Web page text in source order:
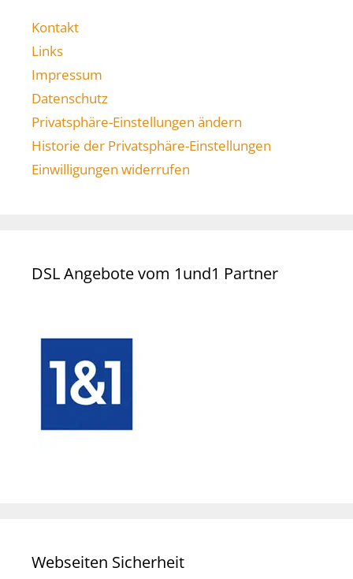
Kontakt
Links
Impressum
Datenschutz
Privatsphäre-Einstellungen ändern
Historie der Privatsphäre-Einstellungen
Einwilligungen widerrufen
DSL Angebote vom 1und1 Partner
Webseiten Sicherheit